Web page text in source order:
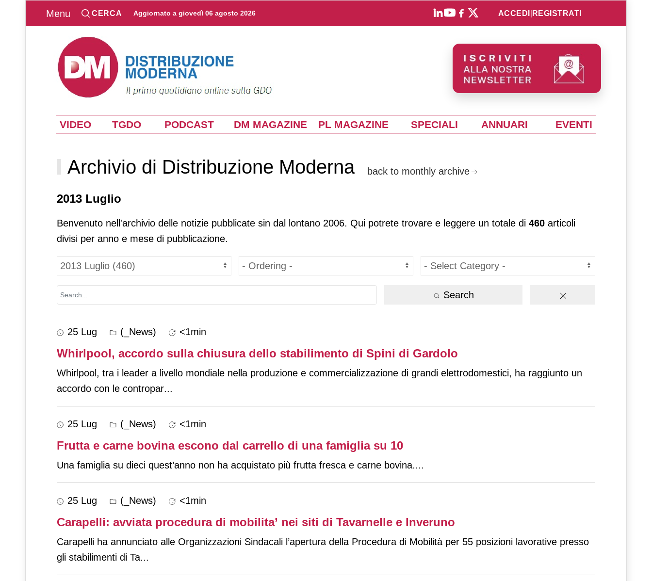
Menu CERCA Aggiornato a giovedì 06 agosto 2026 ACCEDI REGISTRATI
VIDEO TGDO PODCAST DM MAGAZINE PL MAGAZINE SPECIALI ANNUARI EVENTI
Archivio di Distribuzione Moderna back to monthly archive
2013 Luglio
Benvenuto nell'archivio delle notizie pubblicate sin dal lontano 2006. Qui potrete trovare e leggere un totale di 460 articoli
divisi per anno e mese di pubblicazione.
Search
25 Lug (_News) <1min
Whirlpool, accordo sulla chiusura dello stabilimento di Spini di Gardolo
Whirlpool, tra i leader a livello mondiale nella produzione e commercializzazione di grandi elettrodomestici, ha raggiunto un
accordo con le contropar...
25 Lug (_News) <1min
Frutta e carne bovina escono dal carrello di una famiglia su 10
Una famiglia su dieci quest’anno non ha acquistato più frutta fresca e carne bovina....
25 Lug (_News) <1min
Carapelli: avviata procedura di mobilita’ nei siti di Tavarnelle e Inveruno
Carapelli ha annunciato alle Organizzazioni Sindacali l’apertura della Procedura di Mobilità per 55 posizioni lavorative presso
gli stabilimenti di Ta...